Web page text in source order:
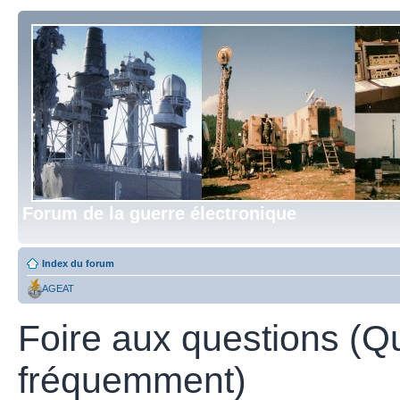
Forum de la guerre électronique
Index du forum
AGEAT
Foire aux questions
fréquemment)